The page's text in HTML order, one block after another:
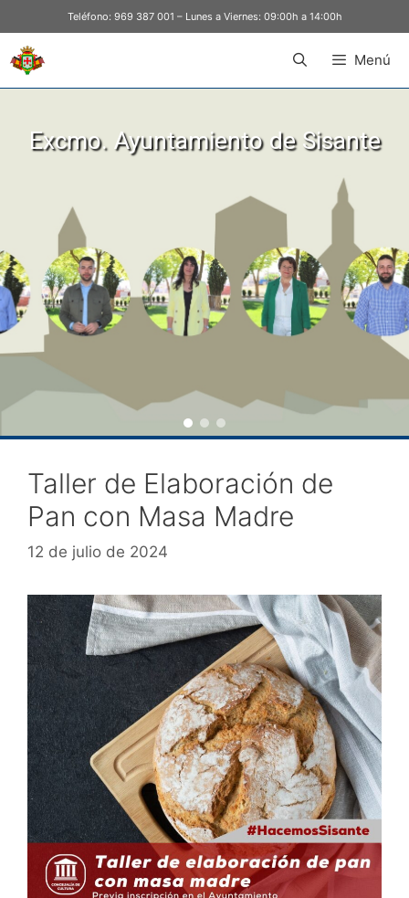
Teléfono: 969 387 001 – Lunes a Viernes: 09:00h a 14:00h
Menú
Excmo. Ayuntamiento de Sisante
Taller de Elaboración de
Pan con Masa Madre
12 de julio de 2024